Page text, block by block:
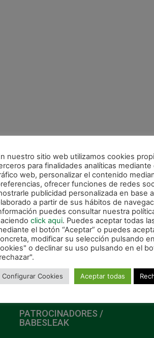
PATROCINADORES /
BABESLEAK
nuestro sitio web utilizamos cookies
para finalidades analíticas mediante
web, personalizar el contenido
ofrecer funciones de redes
publicidad personalizada en base
a partir de sus hábitos de
puedes consultar nuestra
click aqui. Puedes aceptar todas
el botón “Aceptar” o puedes
modificar su selección pulsando
o declinar su uso pulsando en el
Configurar Cookies Aceptar todas